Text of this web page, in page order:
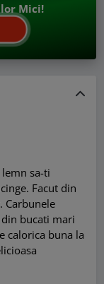
Mici!
sa-ti
Facut din
Carbunele
bucati mari
calorica buna la